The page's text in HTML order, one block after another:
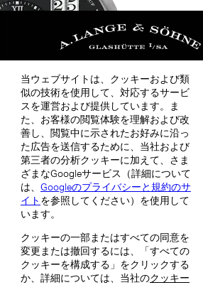
当ウェブサイトは、クッキーおよび類
似の技術を使用して、対応するサービ
スを運営および提供しています。ま
た、お客様の閲覧体験を理解および改
善し、閲覧中に示されたお好みに沿っ
た広告を送信するために、当社および
第三者の分析クッキーに加えて、さま
ざまなGoogleサービス（詳細について
は、 Googleのプライバシーと規約のサ
イト を参照してください）を使用して
います。
クッキーの一部またはすべての同意を
変更または撤回するには、「すべての
クッキーを構成する」をクリックする
か、詳細については、当社のクッキー